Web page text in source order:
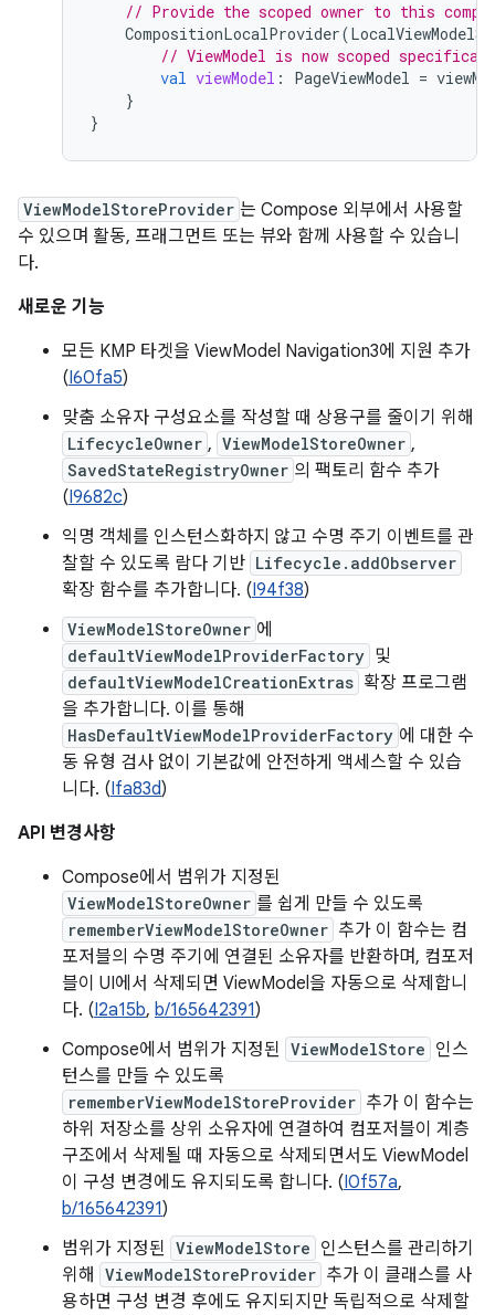
// Provide the scoped owner to this
CompositionLocalProvider(
// ViewModel is now scoped
val viewModel : PageViewModel =
}
}
ViewModelStoreProvider 는 Compose 외부에서 사용할
수 있으며 활동, 프래그먼트 또는 뷰와 함께 사용할 수 있습니
다.
새로운 기능
모든 KMP 타겟을 ViewModel Navigation3에 지원 추가
(I60fa5)
맞춤 소유자 구성요소를 작성할 때 상용구를 줄이기 위해
LifecycleOwner , ViewModelStoreOwner ,
SavedStateRegistryOwner 의 팩토리 함수 추가
(I9682c)
익명 객체를 인스턴스화하지 않고 수명 주기 이벤트를 관
찰할 수 있도록 람다 기반 Lifecycle.addObserver
확장 함수를 추가합니다. (I94f38)
ViewModelStoreOwner 에
defaultViewModelProviderFactory 및
defaultViewModelCreationExtras 확장 프로그램
을 추가합니다. 이를 통해
HasDefaultViewModelProviderFactory 에 대한 수
동 유형 검사 없이 기본값에 안전하게 액세스할 수 있습
니다. (Ifa83d)
API 변경사항
Compose에서 범위가 지정된
ViewModelStoreOwner 를 쉽게 만들 수 있도록
rememberViewModelStoreOwner 추가 이 함수는 컴
포저블의 수명 주기에 연결된 소유자를 반환하며, 컴포저
블이 UI에서 삭제되면 ViewModel을 자동으로 삭제합니
다. (I2a15b, b/165642391)
Compose에서 범위가 지정된 ViewModelStore 인스
턴스를 만들 수 있도록
rememberViewModelStoreProvider 추가 이 함수는
하위 저장소를 상위 소유자에 연결하여 컴포저블이 계층
구조에서 삭제될 때 자동으로 삭제되면서도 ViewModel
이 구성 변경에도 유지되도록 합니다. (I0f57a,
b/165642391)
범위가 지정된 ViewModelStore 인스턴스를 관리하기
위해
ViewModelStoreProvider 추가 이 클래스를 사
용하면 구성 변경 후에도 유지되지만 독립적으로 삭제할